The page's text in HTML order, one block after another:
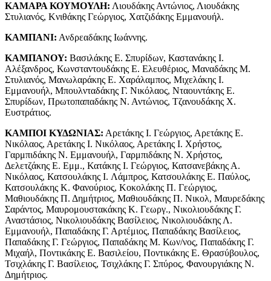
ΚΑΜΑΡΑ ΚΟΥΜΟΥΛΗ: Λιουδάκης Αντώνιος, Λιουδάκης
Στυλιανός, Κνιθάκης Γεώργιος, Χατζιδάκης Εμμανουήλ.
ΚΑΜΠΑΝΙ: Ανδρεαδάκης Ιωάννης.
ΚΑΜΠΑΝΟΥ: Βασιλάκης Ε. Σπυρίδων, Καστανάκης I.
Αλέξανδρος, Κωνσταντουδάκης Ε. Ελευθέριος, Μαναδάκης Μ.
Στυλιανός, Μανωλαράκης Ε. Χαράλαμπος, Μιχελάκης I.
Εμμανουήλ, Μπουλνταδάκης Γ. Νικόλαος, Νταουντάκης Ε.
Σπυρίδων, Πρωτοπαπαδάκης Ν. Αντώνιος, Τζανουδάκης Χ.
Ευστράτιος.
ΚΑΜΠΟΙ ΚΥΔΩΝΙΑΣ: Αρετάκης I. Γεώργιος, Αρετάκης Ε.
Νικόλαος, Αρετάκης I. Νικόλαος, Αρετάκης I. Χρήστος,
Γαρμπιδάκης Ν. Εμμανουήλ, Γαρμπιδάκης Ν. Χρήστος,
Δελετζάκης Ε. Εμμ., Κατάκης I. Γεώργιος, Κατσανεβάκης Α.
Νικόλαος, Κατσουλάκης I. Λάμπρος, Κατσουλάκης Ε. Παύλος,
Κατσουλάκης Κ. Φανούριος, Κοκολάκης Π. Γεώργιος,
Μαθιουδάκης Π. Δημήτριος, Μαθιουδάκης Π. Νικολ, Μαυρεδάκης
Σαράντος, Μαυρομουστακάκης Κ. Γεωργ., Νικολιουδάκης Γ.
Αναστάσιος, Νικολιουδάκης Βασίλειος, Νικολιουδάκης Λ.
Εμμανουήλ, Παπαδάκης Γ. Αρτέμιος, Παπαδάκης Βασίλειος,
Παπαδάκης Γ. Γεώργιος, Παπαδάκης Μ. Κων/νος, Παπαδάκης Γ.
Μιχαήλ, Ποντικάκης Ε. Βασιλείου, Ποντικάκης Ε. Θρασύβουλος,
Τσιχλάκης Γ. Βασίλειος, Τσιχλάκης Γ. Σπύρος, Φανουργιάκης Ν.
Δημήτριος.